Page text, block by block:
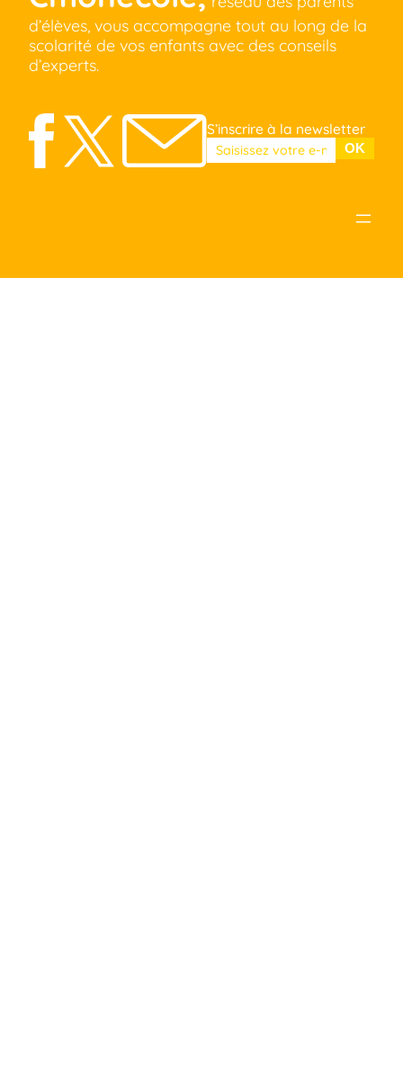
d’élèves, vous accompagne tout au long de la
scolarité de vos enfants avec des conseils
d’experts.
S’inscrire à la newsletter
Veuillez laisser ce champ